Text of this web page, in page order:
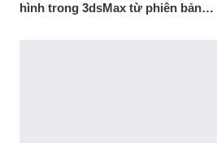
hình trong 3dsMax từ phiên bản…